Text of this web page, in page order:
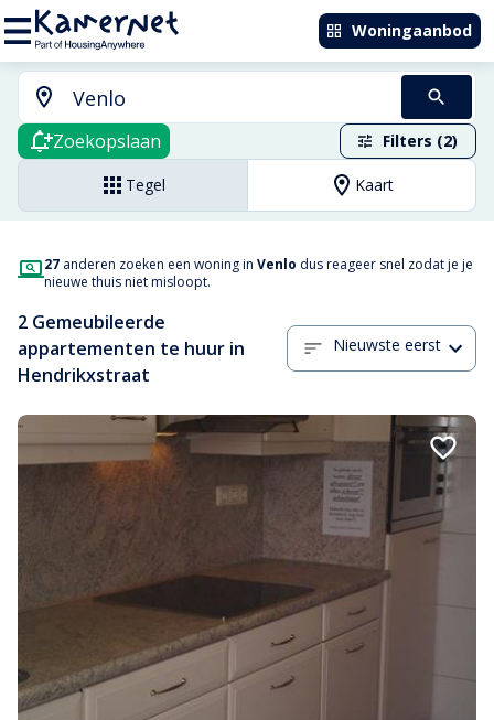
Woningaanbod
Zoekopslaan Filters (2)
Tegel Kaart
27 anderen zoeken een woning in Venlo dus reageer snel zodat je je
nieuwe thuis niet misloopt.
2 Gemeubileerde
appartementen te huur in
Hendrikxstraat
Nieuwste eerst